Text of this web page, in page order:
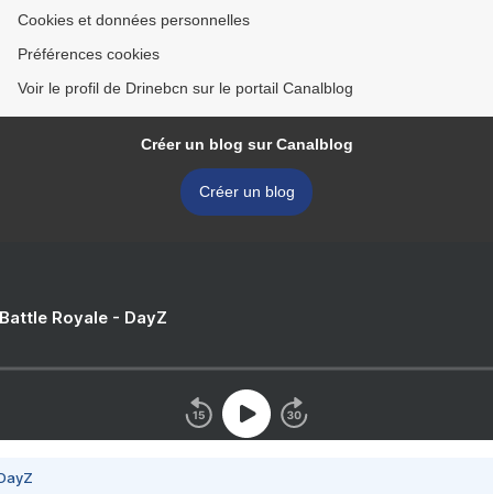
Cookies et données personnelles
Préférences cookies
Voir le profil de Drinebcn sur le portail Canalblog
Créer un blog sur Canalblog
Créer un blog
Royale - DayZ